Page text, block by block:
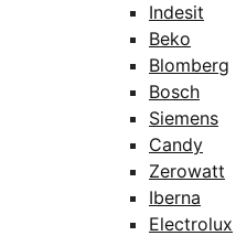
Indesit
Beko
Blomberg
Bosch
Siemens
Candy
Zerowatt
Iberna
Electrolux